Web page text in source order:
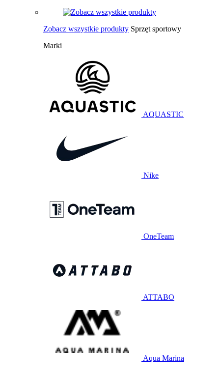
Zobacz wszystkie produkty Sprzęt sportowy
Marki
AQUASTIC
Nike
OneTeam
ATTABO
Aqua Marina